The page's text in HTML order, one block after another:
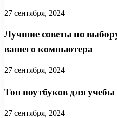
27 сентября, 2024
Лучшие советы по
вашего компьютера
27 сентября, 2024
Топ ноутбуков для
27 сентября, 2024